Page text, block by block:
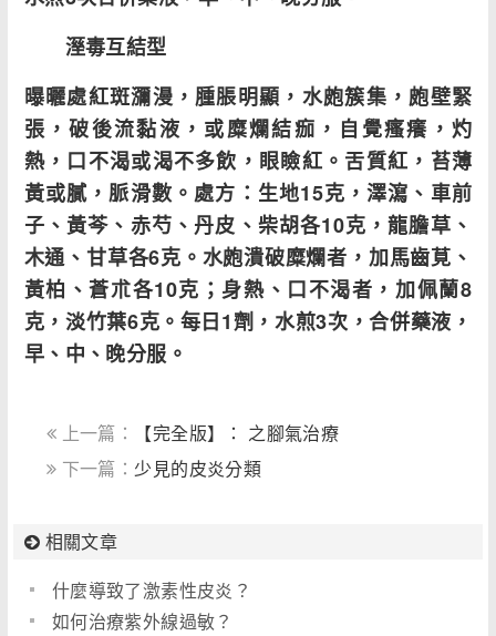
溼毒互結型
曝曬處紅斑瀰漫，腫脹明顯，水皰簇集，皰壁緊
張，破後流黏液，或糜爛結痂，自覺瘙癢，灼
熱，口不渴或渴不多飲，眼瞼紅。舌質紅，苔薄
黃或膩，脈滑數。處方：生地15克，澤瀉、車前
子、黃芩、赤芍、丹皮、柴胡各10克，龍膽草、
木通、甘草各6克。水皰潰破糜爛者，加馬齒莧、
黃柏、蒼朮各10克；身熱、口不渴者，加佩蘭8
克，淡竹葉6克。每日1劑，水煎3次，合併藥液，
早、中、晚分服。
上一篇：
【完全版】： 之腳氣治療
下一篇： 少見的皮炎分類
相關文章
什麼導致了激素性皮炎？
如何治療紫外線過敏？